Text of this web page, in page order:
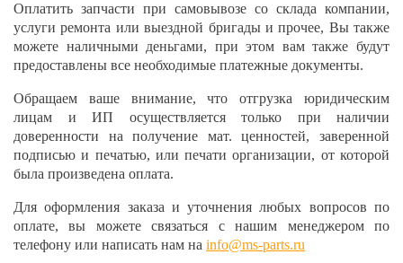
Оплатить запчасти при самовывозе со склада компании,
услуги ремонта или выездной бригады и прочее, Вы также
можете наличными деньгами, при этом вам также будут
предоставлены все необходимые платежные документы.
Обращаем ваше внимание, что отгрузка юридическим
лицам и ИП осуществляется только при наличии
доверенности на получение мат. ценностей, заверенной
подписью и печатью, или печати организации, от которой
была произведена оплата.
Для оформления заказа и уточнения любых вопросов по
оплате, вы можете связаться с нашим менеджером по
телефону или написать нам на info@ms-parts.ru